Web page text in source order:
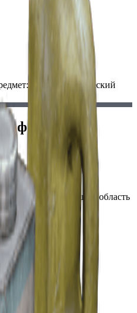
:
Желтый химический
фонарь
света, освещающий область